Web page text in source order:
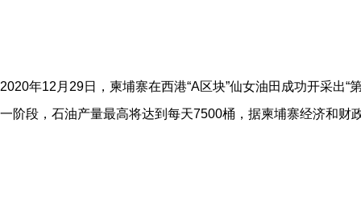
2020年12月29日，柬埔寨在西港“A区块”仙女油田成功开采出
一阶段，石油产量最高将达到每天7500桶，据柬埔寨经济和财